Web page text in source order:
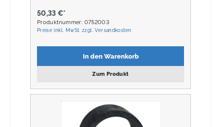
50,33 €*
Produktnummer: 0752003
Preise inkl. MwSt. zzgl. Versandkosten
In den Warenkorb
Zum Produkt